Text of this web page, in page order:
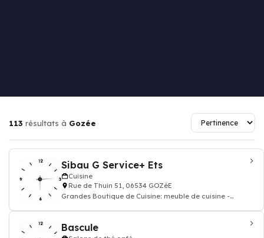
113 résultats à Gozée
Sibau G Service+ Ets
Cuisine
Rue de Thuin 51, 06534 GOZéE
Grandes Boutique de Cuisine: meuble de cuisine -
Bascule